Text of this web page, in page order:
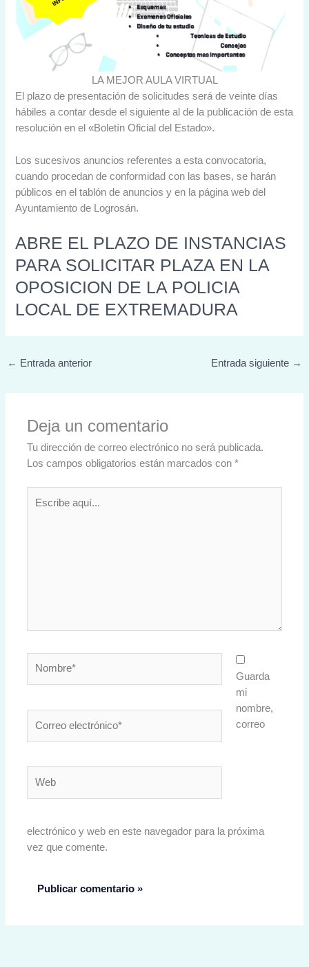
LA MEJOR AULA VIRTUAL
El plazo de presentación de solicitudes será de veinte días
hábiles a contar desde el siguiente al de la publicación de esta
resolución en el «Boletín Oficial del Estado».
Los sucesivos anuncios referentes a esta convocatoria,
cuando procedan de conformidad con las bases, se harán
públicos en el tablón de anuncios y en la página web del
Ayuntamiento de Logrosán.
ABRE EL PLAZO DE INSTANCIAS
PARA SOLICITAR PLAZA EN LA
OPOSICION DE LA POLICIA
LOCAL DE EXTREMADURA
← Entrada anterior Entrada siguiente →
Deja un comentario
Tu dirección de correo electrónico no será publicada.
Los campos obligatorios están marcados con*
aquí...
electrónico*
Guarda
mi
nombre,
correo
electrónico y web en este navegador para la próxima
vez que comente.